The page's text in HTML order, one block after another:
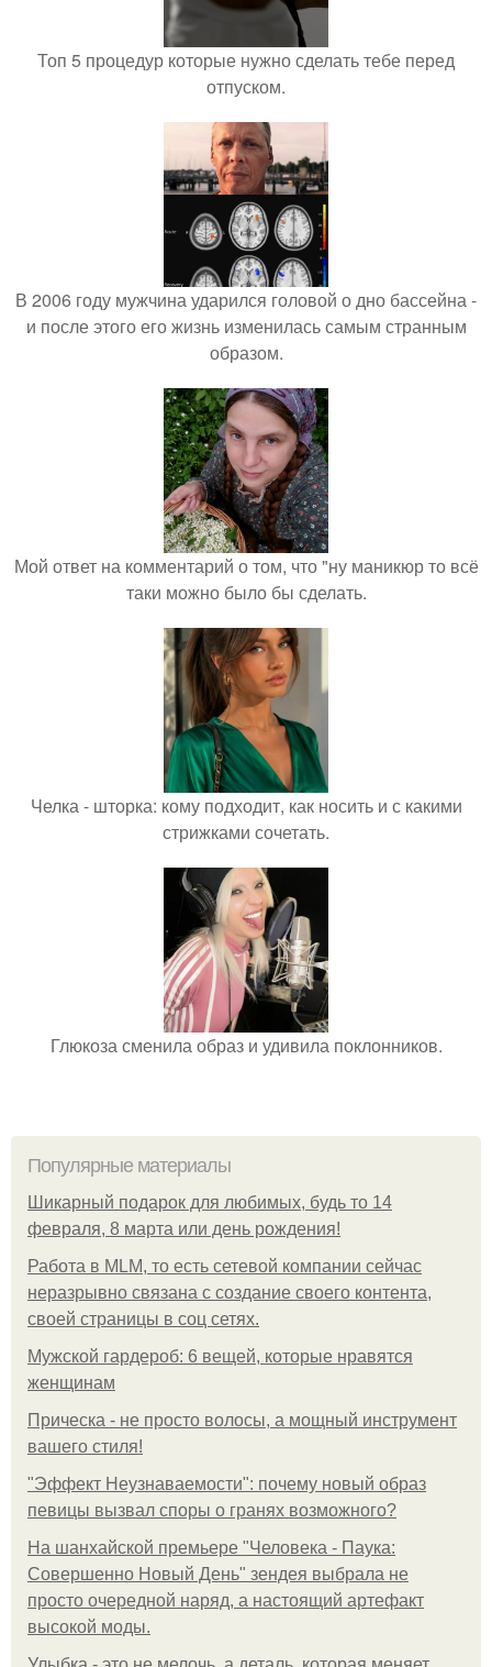
Топ 5 процедур которые нужно сделать тебе перед
отпуском.
В 2006 году мужчина ударился головой о дно бассейна -
и после этого его жизнь изменилась самым странным
образом.
Мой ответ на комментарий о том, что "ну маникюр то всё
таки можно было бы сделать.
Челка - шторка: кому подходит, как носить и с какими
стрижками сочетать.
Глюкоза сменила образ и удивила поклонников.
Популярные материалы
Шикарный подарок для любимых, будь то 14
февраля, 8 марта или день рождения!
Работа в MLM, то есть сетевой компании сейчас
неразрывно связана с создание своего контента,
своей страницы в соц сетях.
Мужской гардероб: 6 вещей, которые нравятся
женщинам
Прическа - не просто волосы, а мощный инструмент
вашего стиля!
"Эффект Неузнаваемости": почему новый образ
певицы вызвал споры о гранях возможного?
На шанхайской премьере "Человека - Паука:
Совершенно Новый День" зендея выбрала не
просто очередной наряд, а настоящий артефакт
высокой моды.